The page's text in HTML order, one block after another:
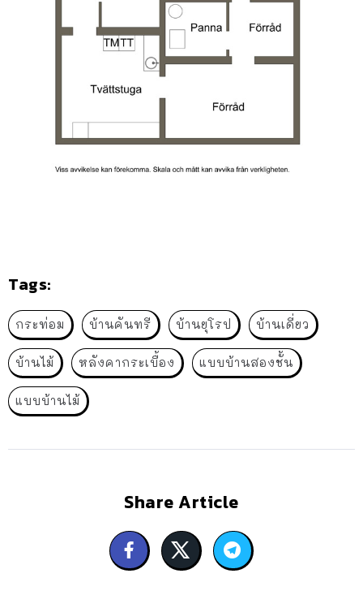
Tags:
กระท่อม บ้านคันทรี บ้านยุโรป บ้านเดี่ยว
บ้านไม้ หลังคากระเบื้อง แบบบ้านสองชั้น
แบบบ้านไม้
Share Article